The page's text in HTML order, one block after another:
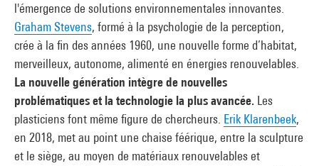
l'émergence de solutions environnementales innovantes.
Graham Stevens, formé à la psychologie de la perception,
crée à la fin des années 1960, une nouvelle forme d’habitat,
merveilleux, autonome, alimenté en énergies renouvelables.
La nouvelle génération intègre de nouvelles
problématiques et la technologie la plus avancée. Les
plasticiens font même figure de chercheurs. Erik Klarenbeek,
en 2018, met au point une chaise féérique, entre la sculpture
et le siège, au moyen de matériaux renouvelables et